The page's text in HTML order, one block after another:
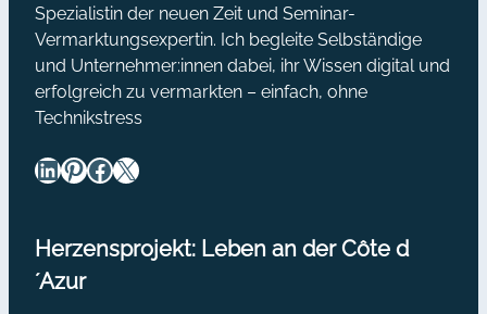
Spezialistin der neuen Zeit und Seminar-
Vermarktungsexpertin. Ich begleite Selbständige
und Unternehmer:innen dabei, ihr Wissen digital und
erfolgreich zu vermarkten – einfach, ohne
Technikstress
LinkedIn Pinterest Facebook X
Herzensprojekt: Leben an der Côte d
´Azur